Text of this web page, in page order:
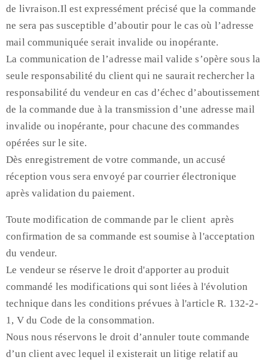
de livraison.Il est expressément précisé que la commande
ne sera pas susceptible d’aboutir pour le cas où l’adresse
mail communiquée serait invalide ou inopérante.
La communication de l’adresse mail valide s’opère sous la
seule responsabilité du client qui ne saurait rechercher la
responsabilité du vendeur en cas d’échec d’aboutissement
de la commande due à la transmission d’une adresse mail
invalide ou inopérante, pour chacune des commandes
opérées sur le site.
Dès enregistrement de votre commande, un accusé
réception vous sera envoyé par courrier électronique
après validation du paiement.
Toute modification de commande par le client après
confirmation de sa commande est soumise à l'acceptation
du vendeur.
Le vendeur se réserve le droit d'apporter au produit
commandé les modifications qui sont liées à l'évolution
technique dans les conditions prévues à l'article R. 132-2-
1, V du Code de la consommation.
Nous nous réservons le droit d’annuler toute commande
d’un client avec lequel il existerait un litige relatif au